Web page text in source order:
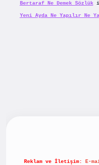
Bertaraf Ne Demek Sözlük
Yeni Ayda Ne Yapılır Ne
Reklam ve İletişim: E-